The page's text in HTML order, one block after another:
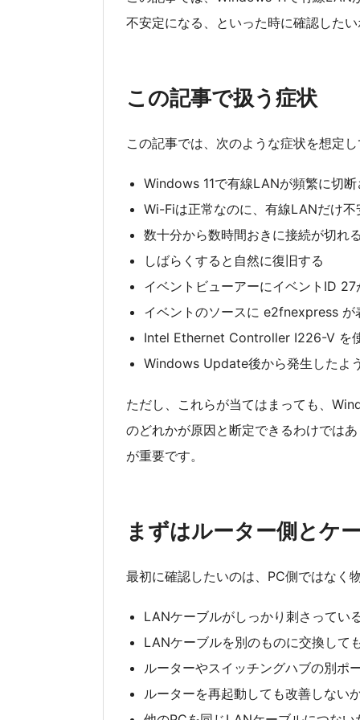
不安定になる、といった時に確認した
この記事で扱う症状
この記事では、次のような症状を想定
Windows 11で有線LANが頻繁に切
Wi-Fiは正常なのに、有線LANだけ不
数十分から数時間おきに接続が切れ
しばらくすると自然に復旧する
イベントビューアーにイベントID 27
イベントのソースに e2fnexpress が
Intel Ethernet Controller I226-V を
Windows Update後から発生したよ
ただし、これらが当てはまっても、
のどれかが原因と断定できるわけでは
が重要です。
まずはルーター側とケ
最初に確認したいのは、PC側ではなく
LANケーブルがしっかり刺さってい
LANケーブルを別のものに交換して
ルーターやスイッチングハブの別ポ
ルーターを再起動しても改善しない